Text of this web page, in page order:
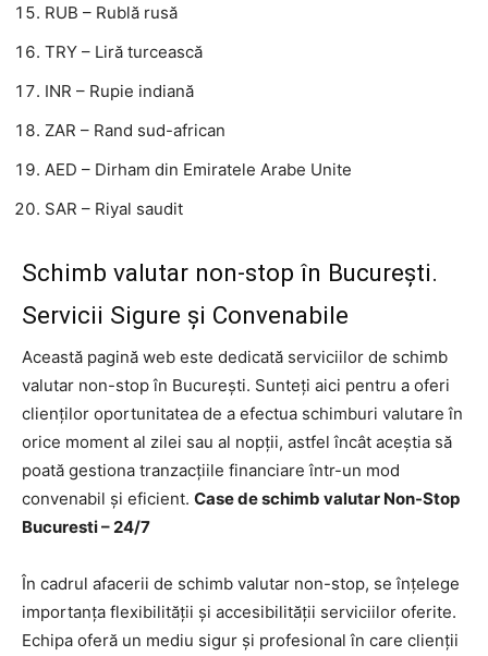
RUB – Rublă rusă
TRY – Liră turcească
INR – Rupie indiană
ZAR – Rand sud-african
AED – Dirham din Emiratele Arabe Unite
SAR – Riyal saudit
Schimb valutar non-stop în București.
Servicii Sigure și Convenabile
Această pagină web este dedicată serviciilor de schimb
valutar non-stop în București. Sunteți aici pentru a oferi
clienților oportunitatea de a efectua schimburi valutare în
orice moment al zilei sau al nopții, astfel încât aceștia să
poată gestiona tranzacțiile financiare într-un mod
convenabil și eficient. Case de schimb valutar Non-Stop
Bucuresti – 24/7
În cadrul afacerii de schimb valutar non-stop, se înțelege
importanța flexibilității și accesibilității serviciilor oferite.
Echipa oferă un mediu sigur și profesional în care clienții